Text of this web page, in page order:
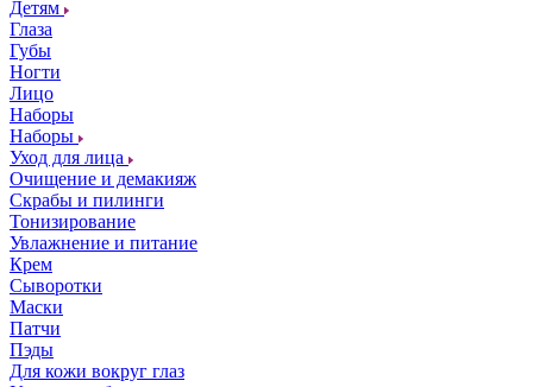
Детям
Глаза
Губы
Ногти
Лицо
Наборы
Наборы
Уход для лица
Очищение и демакияж
Скрабы и пилинги
Тонизирование
Увлажнение и питание
Крем
Сыворотки
Маски
Патчи
Пэды
Для кожи вокруг глаз